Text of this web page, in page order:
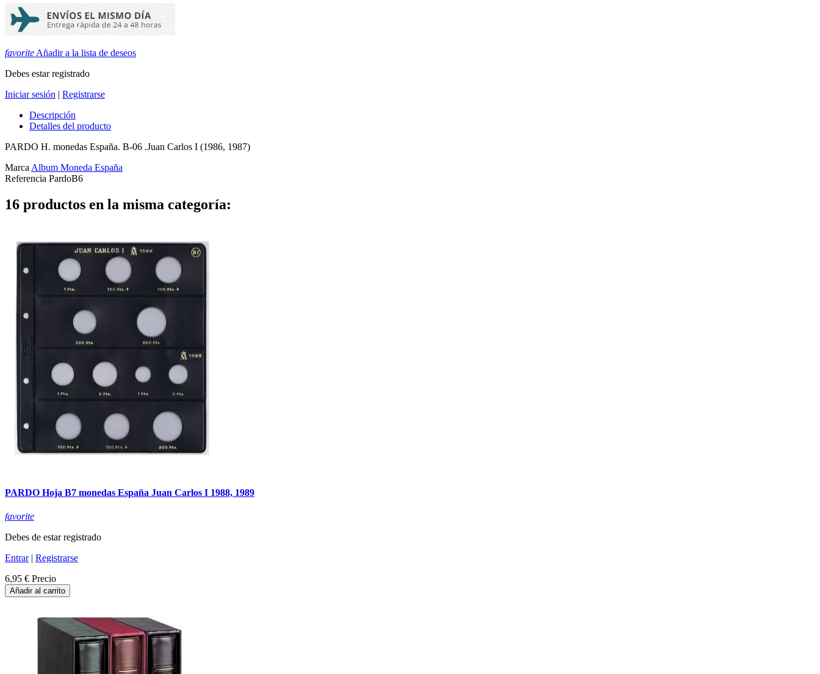
favorite Añadir a la lista de deseos
Debes estar registrado
Iniciar sesión | Registrarse
Descripción
Detalles del producto
PARDO H. monedas España. B-06 .Juan Carlos I (1986, 1987)
Marca Album Moneda España
Referencia PardoB6
16 productos en la misma categoría:
PARDO Hoja B7 monedas España Juan Carlos I 1988, 1989
favorite
Debes de estar registrado
Entrar| Registrarse
6,95 € Precio
Añadir al carrito